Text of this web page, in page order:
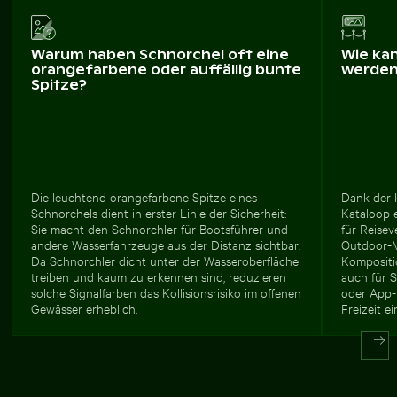
Warum haben Schnorchel oft eine
orangefarbene oder auffällig bunte
Spitze?
Die leuchtend orangefarbene Spitze eines
Schnorchels dient in erster Linie der Sicherheit:
Sie macht den Schnorchler für Bootsführer und
andere Wasserfahrzeuge aus der Distanz sichtbar.
Da Schnorchler dicht unter der Wasseroberfläche
treiben und kaum zu erkennen sind, reduzieren
solche Signalfarben das Kollisionsrisiko im offenen
Gewässer erheblich.
Wie
Dank der
Kataloop
für
Outdoor-
auch für
oder
Freizeit